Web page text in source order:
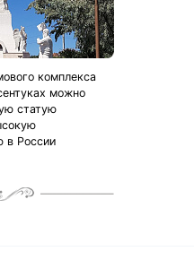
комплекса
можно
статую
в России